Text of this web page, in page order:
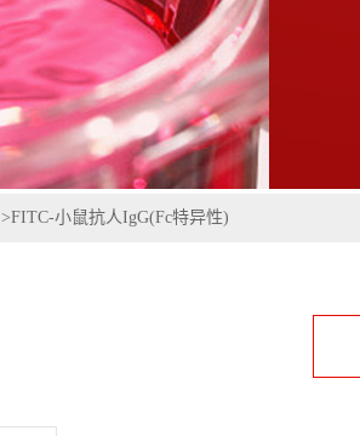
>FITC-小鼠抗人IgG(Fc特异性)